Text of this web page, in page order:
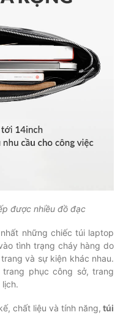
được nhiều đồ đạc
những chiếc túi laptop
tình trạng cháy hàng do
và sự kiện khác nhau.
phục công sở, trang
chất liệu và tính năng, túi